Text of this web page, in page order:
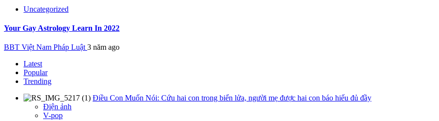
Uncategorized
Your Gay Astrology Learn In 2022
BBT Việt Nam Pháp Luật 3 năm ago
Latest
Popular
Trending
Điều Con Muốn Nói: Cứu hai con trong biển lửa, người mẹ được hai con báo hiếu đủ đầy
Điện ảnh
V-pop